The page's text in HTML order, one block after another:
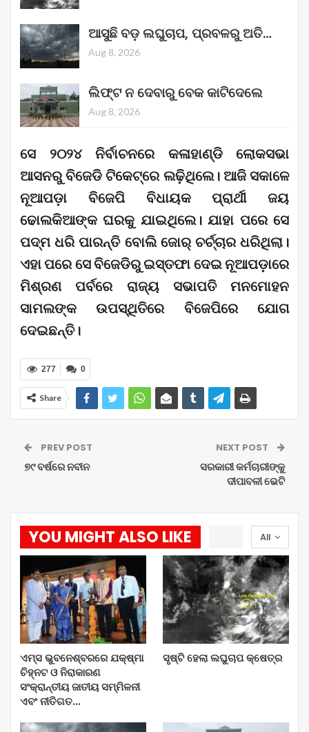
ଆସୁଛି ବଡ଼ ଲଘୁଚାପ, ପ୍ରବଳରୁ ଅତି…
Aug 8, 2026
ଲିଫ୍ଟ ନ ଦେବାରୁ ବେକ କାଟିଦେଲେ
Aug 8, 2026
ସେ ୨୦୨୪ ନିର୍ବାଚନରେ କଳାହାଣ୍ଡି ଲୋକସଭା
ଆସନରୁ ବିଜେଡି ଟିକେଟ୍‌ରେ ଲଢ଼ିଥିଲେ। ଆଜି ସକାଳେ
ନୂଆପଡ଼ା ବିଜେପି ବିଧାୟକ ପ୍ରାର୍ଥୀ ଜୟ
ଢୋଲକିଆଙ୍କ ଘରକୁ ଯାଇଥିଲେ। ଯାହା ପରେ ସେ
ପଦ୍ମ ଧରି ପାରନ୍ତି ବୋଲି ଜୋର୍ ଚର୍ଚ୍ଚାର ଧରିଥିଲା।
ଏହା ପରେ ସେ ବିଜେଡିରୁ ଇସ୍ତଫା ଦେଇ ନୂଆପଡ଼ାରେ
ମିଶ୍ରଣ ପର୍ବରେ ରାଜ୍ୟ ସଭାପତି ମନମୋହନ
ସାମଲଙ୍କ ଉପସ୍ଥିତିରେ ବିଜେପିରେ ଯୋଗ
ଦେଇଛନ୍ତି।
0
277
Share
PREV POST
୭୯ ବର୍ଷରେ ନବୀନ
NEXT POST
ସରକାରୀ କର୍ମଚାରୀଙ୍କୁ
ଦୀପାବଳୀ ଭେଟି
All
YOU MIGHT ALSO LIKE
ଏମ୍ସ ଭୁବନେଶ୍ବରରେ ଯକ୍ଷ୍ମା
ଚିହ୍ନଟ ଓ ନିରାକାରଣ
ସଂକ୍ରାନ୍ତୀୟ ଜାତୀୟ ସମ୍ମିଳନୀ
ଏବଂ ନୀତିଗତ…
ସୃଷ୍ଟି ହେଲା ଲଘୁଚାପ କ୍ଷେତ୍ର